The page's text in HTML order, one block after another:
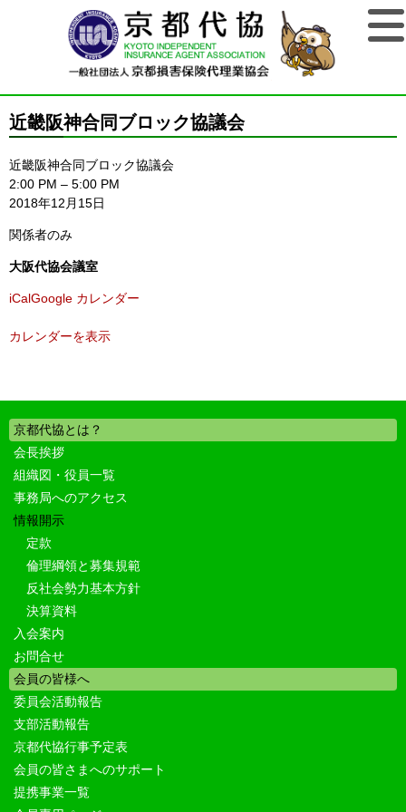
近畿阪神合同ブロック協議会
近畿阪神合同ブロック協議会
2:00 PM – 5:00 PM
2018年12月15日
関係者のみ
大阪代協会議室
iCalGoogle カレンダー
カレンダーを表示
京都代協とは？
会長挨拶
組織図・役員一覧
事務局へのアクセス
情報開示
定款
倫理綱領と募集規範
反社会勢力基本方針
決算資料
入会案内
お問合せ
会員の皆様へ
委員会活動報告
支部活動報告
京都代協行事予定表
会員の皆さまへのサポート
提携事業一覧